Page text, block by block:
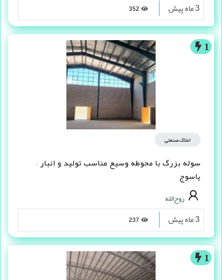
3 ماه پیش
1
املاک صنعتی
سوله بزرگ با محوطه وسیع مناسب تولید و انبار –
یاسوج
روح‌الله
3 ماه پیش
1